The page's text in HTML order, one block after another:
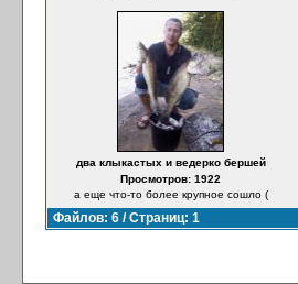
два клыкастых и ведерко бершей
Просмотров: 1922
а еще что-то более крупное сошло (
Файлов: 6 / Страниц: 1